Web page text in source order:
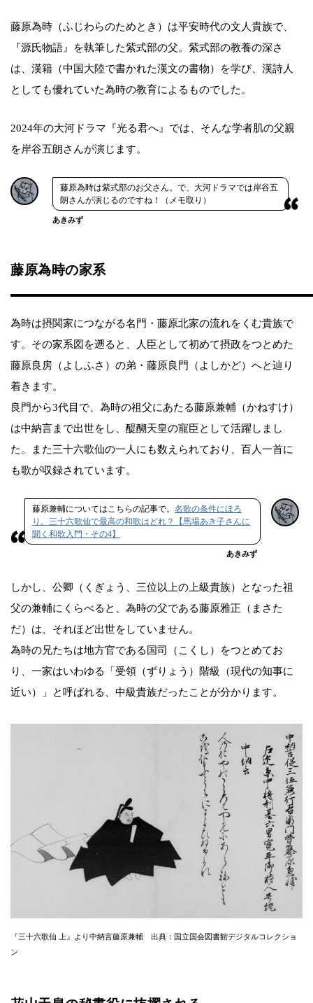
藤原為時（ふじわらのためとき）は平安時代の文人貴族で、
『源氏物語』を執筆した紫式部の父。紫式部の教養の深さ
は、漢籍（中国大陸で書かれた漢文の書物）を学び、漢詩人
としても優れていた為時の教育によるものでした。
2024年の大河ドラマ『光る君へ』では、そんな学者肌の父親
を岸谷五朗さんが演じます。
藤原為時は紫式部のお父さん。で、大河ドラマでは岸谷五
朗さんが演じるのですね！（メモ取り）
あきみず
藤原為時の家系
為時は摂関家につながる名門・藤原北家の流れをくむ貴族で
す。その家系図を遡ると、人臣として初めて摂政をつとめた
藤原良房（よしふさ）の弟・藤原良門（よしかど）へと辿り
着きます。
良門から3代目で、為時の祖父にあたる藤原兼輔（かねすけ）
は中納言まで出世をし、醍醐天皇の寵臣として活躍しまし
た。また三十六歌仙の一人にも数えられており、百人一首に
も歌が収録されています。
藤原兼輔についてはこちらの記事で。 名歌の条件にほろ
り。三十六歌仙で最高の和歌はどれ？【馬場あき子さんに
聞く和歌入門・その4】
あきみず
しかし、公卿（くぎょう、三位以上の上級貴族）となった祖
父の兼輔にくらべると、為時の父である藤原雅正（まさた
だ）は、それほど出世をしていません。
為時の兄たちは地方官である国司（こくし）をつとめてお
り、一家はいわゆる「受領（ずりょう）階級（現代の知事に
近い）」と呼ばれる、中級貴族だったことが分かります。
『三十六歌仙 上』より中納言藤原兼輔 出典：国立国会図書館デジタルコレクショ
ン